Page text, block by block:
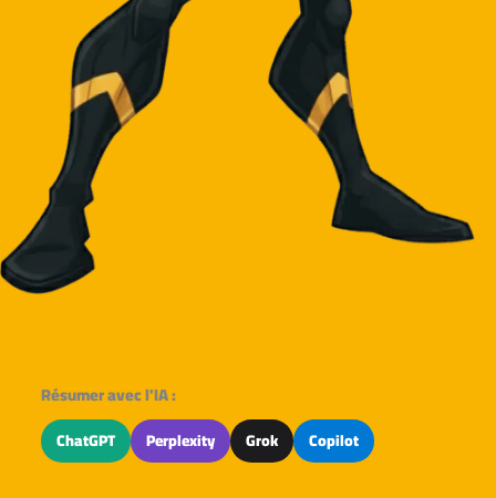
Résumer avec l'IA :
ChatGPT Perplexity Grok Copilot